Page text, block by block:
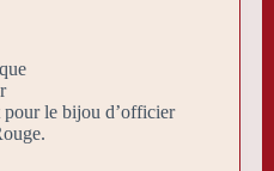
pour le bijou d’officier